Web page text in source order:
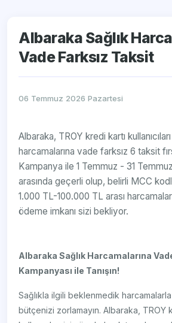
Albaraka Sağlık
Vade Farksız Taksit
06 Temmuz 2026 Pazartesi
Albaraka, TROY kredi kartı
harcamalarına vade farksız 6 taksit
Kampanya ile 1 Temmuz - 31
arasında geçerli olup, belirli MCC
1.000 TL-100.000 TL arası
ödeme imkanı sizi bekliyor.
Albaraka Sağlık Harcamalarına
Kampanyası ile Tanışın!
Sağlıkla ilgili beklenmedik harcamalarla
bütçenizi zorlamayın. Albaraka, TROY